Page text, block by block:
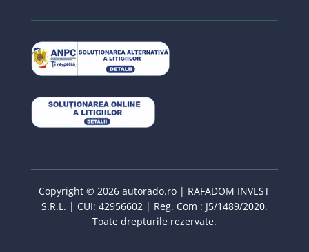
Copyright © 2026 autorado.ro | RAFADOM INVEST
S.R.L. | CUI: 42956602 | Reg. Com : J5/1489/2020.
Toate drepturile rezervate.